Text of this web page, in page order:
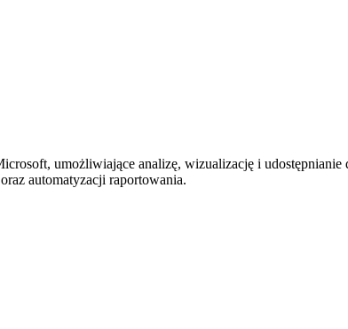
dla firm z branży automotive - dealerów, dystrybutorów
B2B dla hurtowni i dystrybutorów technicznych z
za biznesem Integracja ERP ze sklepem Subiekt,
stoją w miejscu Integracje ERP, PIM, CRM, WMS
Interaktywne doświadczenia produktowe online
umożliwiające analizę, wizualizację i
automatyzacji raportowania.